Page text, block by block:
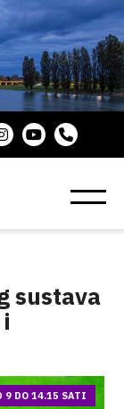
sustava
9 DO 14.15 SATI